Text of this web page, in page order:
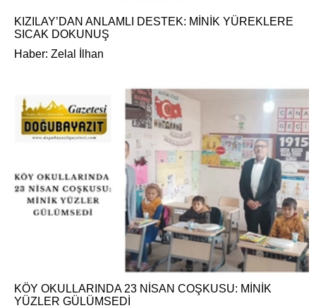
KIZILAY’DAN ANLAMLI DESTEK: MİNİK YÜREKLERE
SICAK DOKUNUŞ
Haber: Zelal İlhan
KÖY OKULLARINDA 23 NİSAN COŞKUSU: MİNİK
YÜZLER GÜLÜMSEDİ